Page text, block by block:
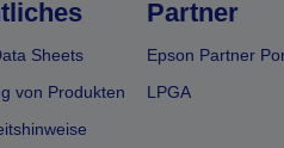
Sheets
von Produkten
Partner
Epson Partner
LPGA